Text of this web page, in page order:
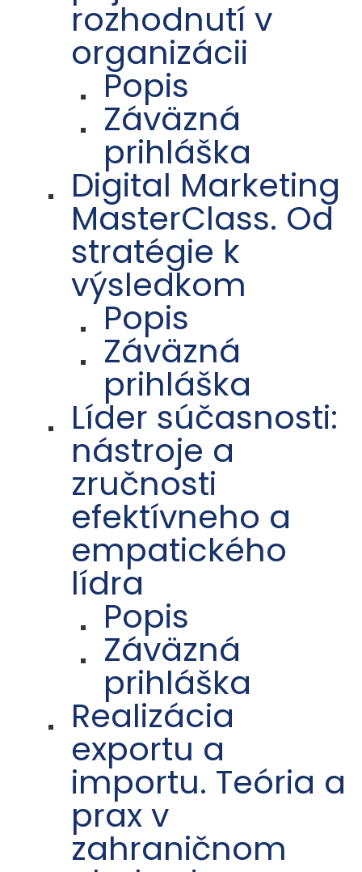
rozhodnutí v
organizácii
Popis
Záväzná
prihláška
Digital Marketing
MasterClass. Od
stratégie k
výsledkom
Popis
Záväzná
prihláška
Líder súčasnosti:
nástroje a
zručnosti
efektívneho a
empatického
lídra
Popis
Záväzná
prihláška
Realizácia
exportu a
importu. Teória a
prax v
zahraničnom